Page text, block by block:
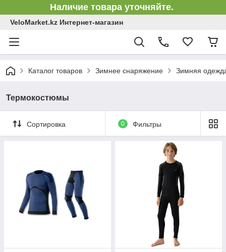
Наличие товара уточняйте.
VeloMarket.kz Интернет-магазин
Каталог товаров Зимнее снаряжение Зимняя
Термокостюмы
Сортировка 0 Фильтры